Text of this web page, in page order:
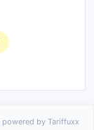
powered by Tariffuxx